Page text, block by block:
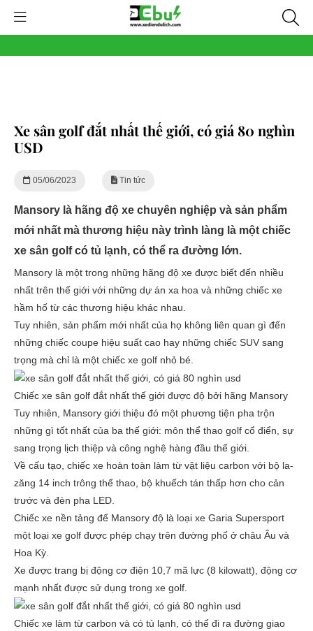
Xe sân golf đắt nhất thế giới, có giá 80 nghìn
USD
05/06/2023 Tin tức
Mansory là hãng độ xe chuyên nghiệp và sản phẩm
mới nhất mà thương hiệu này trình làng là một chiếc
xe sân golf có tủ lạnh, có thể ra đường lớn.
Mansory là một trong những hãng độ xe được biết đến nhiều
nhất trên thế giới với những dự án xa hoa và những chiếc xe
hầm hố từ các thương hiệu khác nhau.
Tuy nhiên, sản phẩm mới nhất của họ không liên quan gì đến
những chiếc coupe hiệu suất cao hay những chiếc SUV sang
trọng mà chỉ là một chiếc xe golf nhỏ bé.
Chiếc xe sân golf đắt nhất thế giới được độ bởi hãng Mansory
Tuy nhiên, Mansory giới thiệu đó một phương tiện pha trộn
những gì tốt nhất của ba thế giới: môn thể thao golf cổ điển, sự
sang trọng lịch thiệp và công nghệ hàng đầu thế giới.
Về cấu tạo, chiếc xe hoàn toàn làm từ vật liệu carbon với bộ la-
zăng 14 inch trông thể thao, bộ khuếch tán thấp hơn cho cản
trước và đèn pha LED.
Chiếc xe nền tảng để Mansory độ là loại xe Garia Supersport
một loại xe golf được phép chạy trên đường phố ở châu Âu và
Hoa Kỳ.
Xe được trang bị động cơ điện 10,7 mã lực (8 kilowatt), động cơ
mạnh nhất được sử dụng trong xe golf.
Chiếc xe làm từ carbon và có tủ lạnh, có thể đi ra đường giao